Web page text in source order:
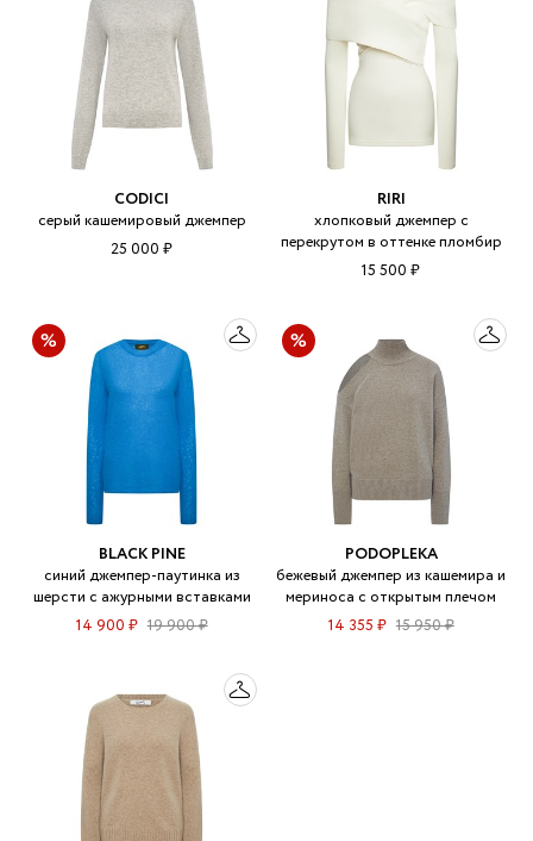
CODICI
серый кашемировый джемпер
25 000 ₽
RIRI
хлопковый джемпер с
перекрутом в оттенке пломбир
15 500 ₽
BLACK PINE
синий джемпер-паутинка из
шерсти с ажурными вставками
14 900 ₽ 19 900 ₽
PODOPLEKA
бежевый джемпер из кашемира и
мериноса с открытым плечом
14 355 ₽ 15 950 ₽